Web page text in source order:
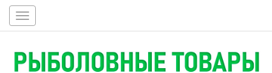
Toggle
navigation